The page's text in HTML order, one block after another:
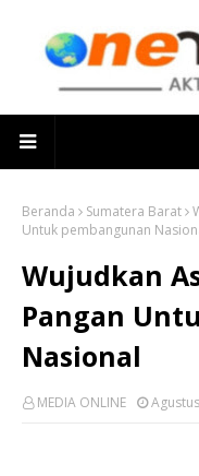
Beranda Sumatera Barat
Untuk pembangunan
Wujudkan
Pangan
Nasional
MEDIA ONLINE